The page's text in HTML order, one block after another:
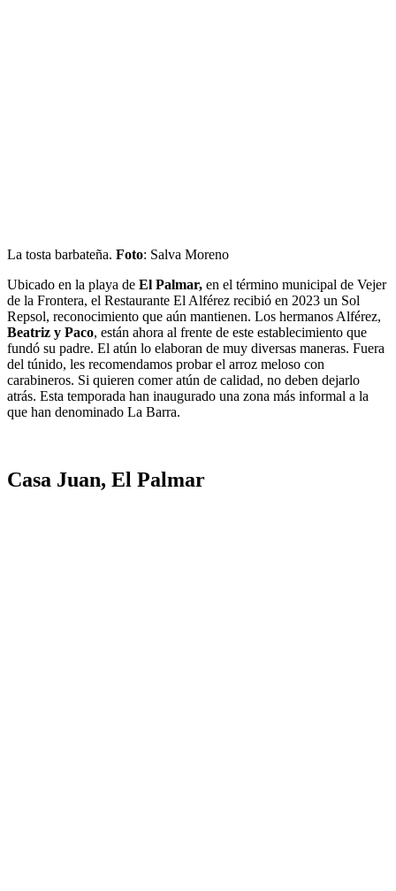
La tosta barbateña. Foto: Salva Moreno
Ubicado en la playa de El Palmar, en el término municipal de Vejer
de la Frontera, el Restaurante El Alférez recibió en 2023 un Sol
Repsol, reconocimiento que aún mantienen. Los hermanos Alférez,
Beatriz y Paco, están ahora al frente de este establecimiento que
fundó su padre. El atún lo elaboran de muy diversas maneras. Fuera
del túnido, les recomendamos probar el arroz meloso con
carabineros. Si quieren comer atún de calidad, no deben dejarlo
atrás. Esta temporada han inaugurado una zona más informal a la
que han denominado La Barra.
Casa Juan, El Palmar